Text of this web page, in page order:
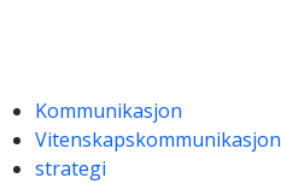
Kompetanseord
Kommunikasjon
Vitenskapskommunikasjon
strategi